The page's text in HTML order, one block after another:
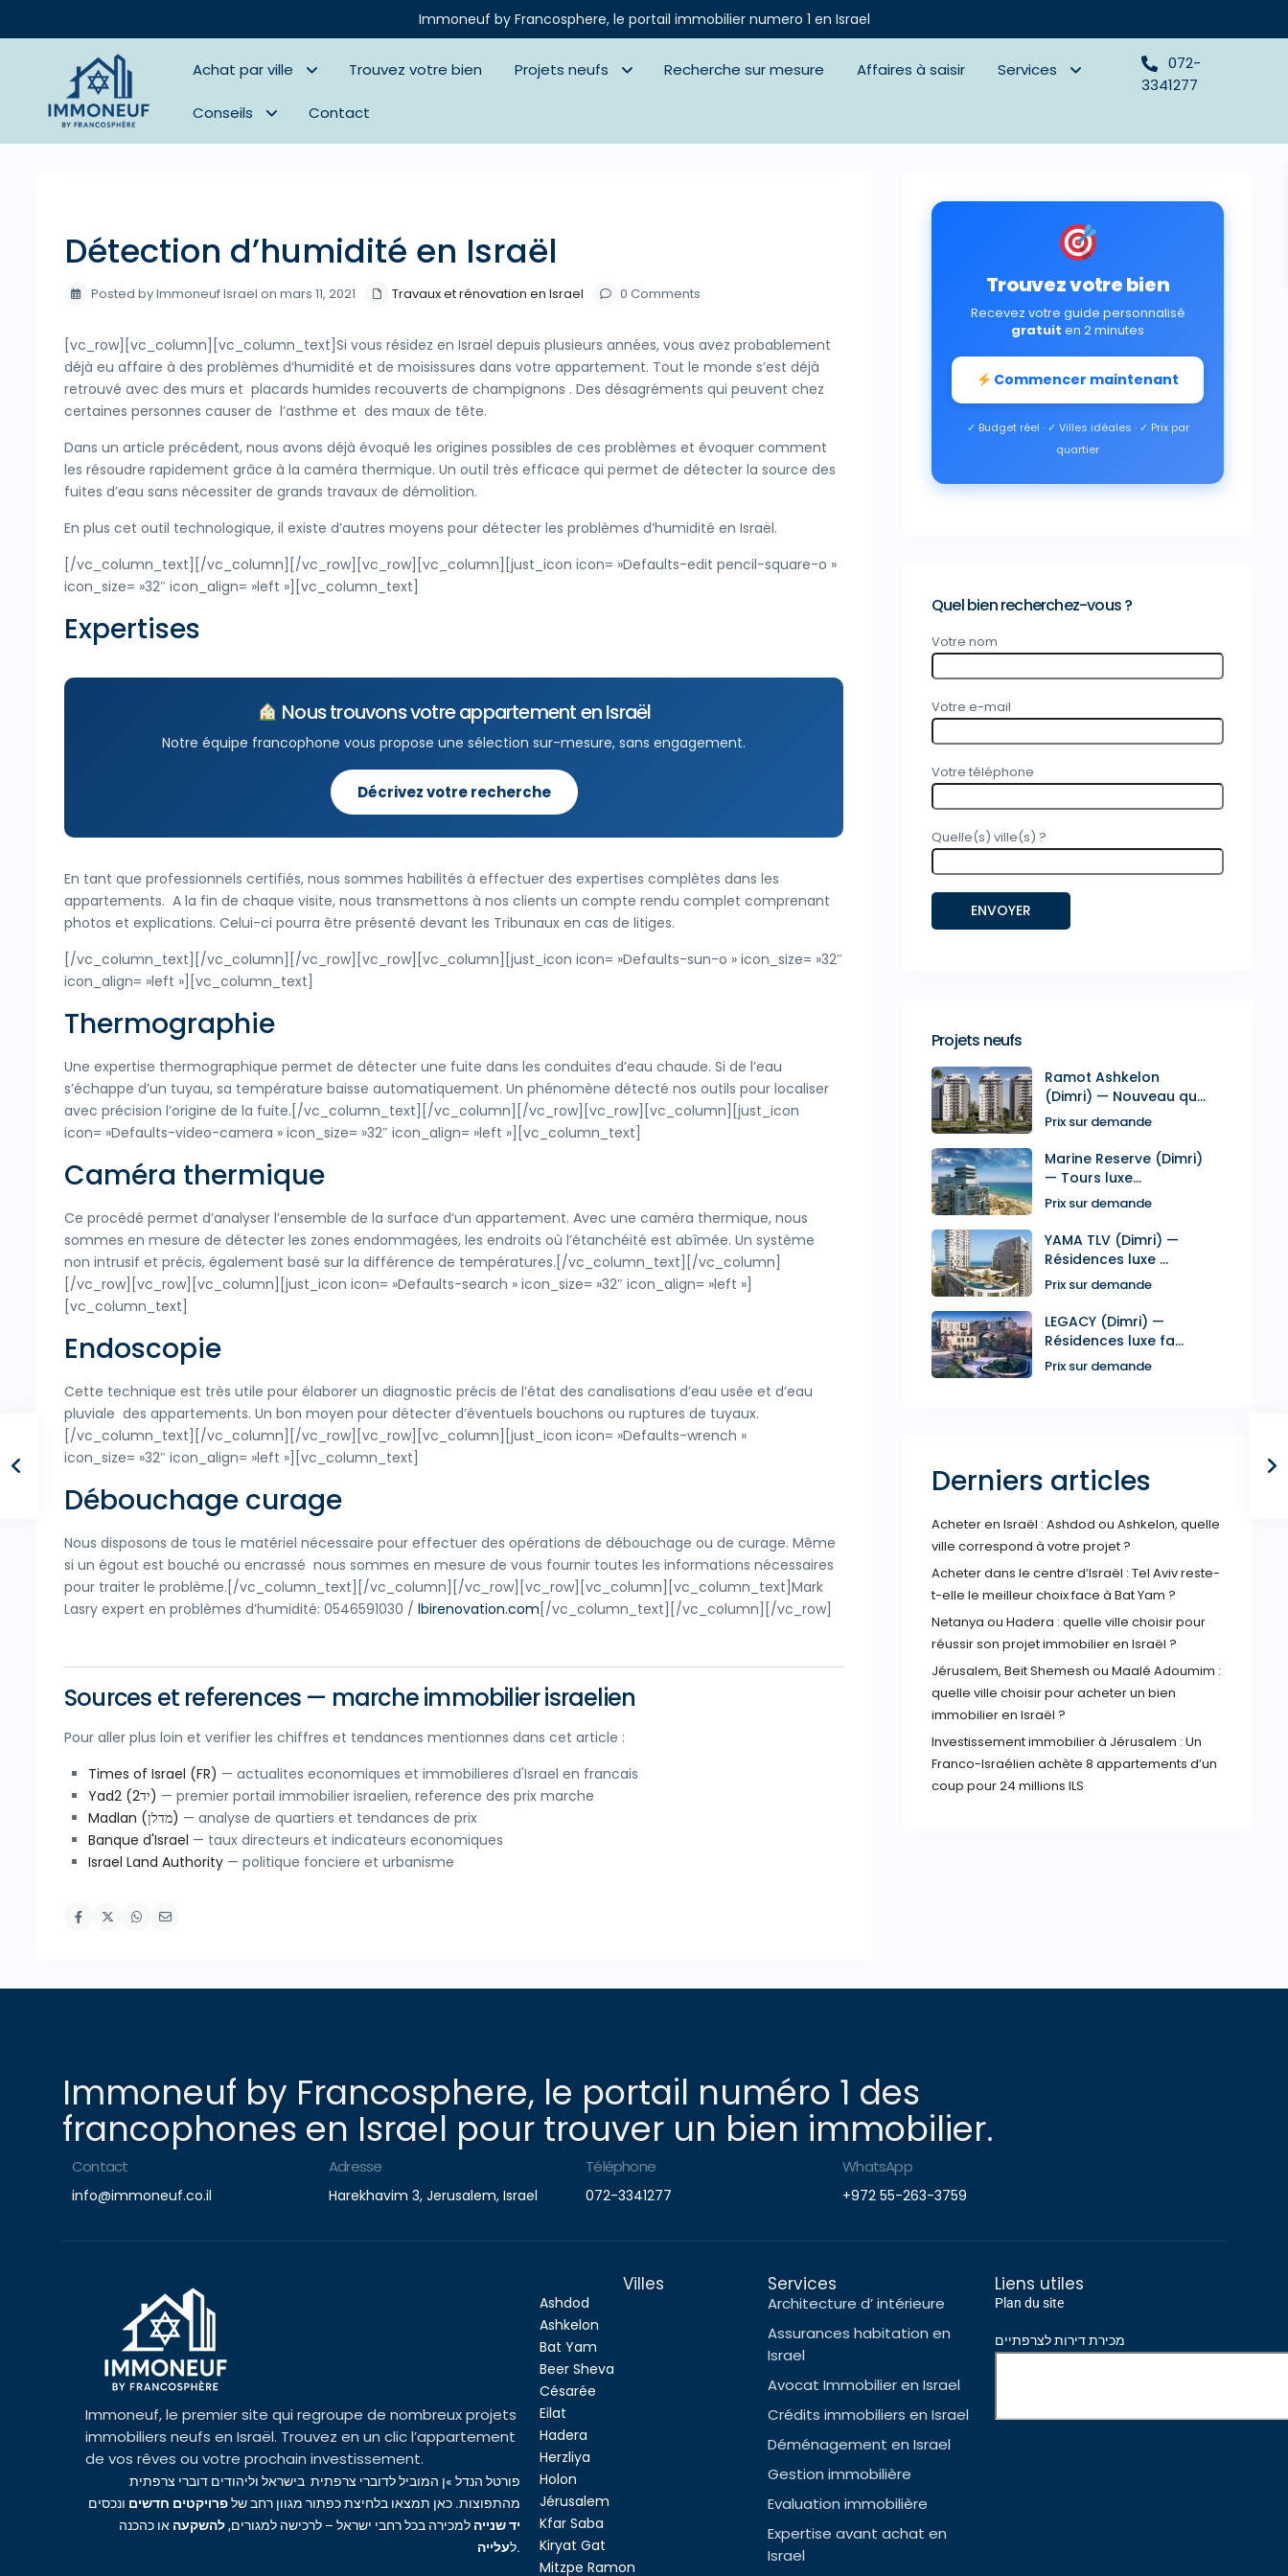
Immoneuf by Francosphere, le portail immobilier numero 1 en Israel
Achat par ville Trouvez votre bien Projets neufs Recherche sur mesure Affaires à saisir Services
Conseils Contact
072-
3341277
Détection d’humidité en Israël
Posted by Immoneuf Israel on mars 11, 2021 Travaux et rénovation en Israel 0 Comments
[vc_row][vc_column][vc_column_text]Si vous résidez en Israël depuis plusieurs années, vous avez probablement
déjà eu affaire à des problèmes d’humidité et de moisissures dans votre appartement. Tout le monde s’est déjà
retrouvé avec des murs et placards humides recouverts de champignons . Des désagréments qui peuvent chez
certaines personnes causer de l’asthme et des maux de tête.
Dans un article précédent, nous avons déjà évoqué les origines possibles de ces problèmes et évoquer comment
les résoudre rapidement grâce à la caméra thermique. Un outil très efficace qui permet de détecter la source des
fuites d’eau sans nécessiter de grands travaux de démolition.
En plus cet outil technologique, il existe d’autres moyens pour détecter les problèmes d’humidité en Israël.
[/vc_column_text][/vc_column][/vc_row][vc_row][vc_column][just_icon icon= »Defaults-edit pencil-square-o »
icon_size= »32″ icon_align= »left »][vc_column_text]
Expertises
Nous trouvons votre appartement en Israël
Notre équipe francophone vous propose une sélection sur-mesure, sans engagement.
Décrivez votre recherche
En tant que professionnels certifiés, nous sommes habilités à effectuer des expertises complètes dans les
appartements. A la fin de chaque visite, nous transmettons à nos clients un compte rendu complet comprenant
photos et explications. Celui-ci pourra être présenté devant les Tribunaux en cas de litiges.
[/vc_column_text][/vc_column][/vc_row][vc_row][vc_column][just_icon icon= »Defaults-sun-o » icon_size= »32″
icon_align= »left »][vc_column_text]
Thermographie
Une expertise thermographique permet de détecter une fuite dans les conduites d’eau chaude. Si de l’eau
s’échappe d’un tuyau, sa température baisse automatiquement. Un phénomène détecté nos outils pour localiser
avec précision l’origine de la fuite.[/vc_column_text][/vc_column][/vc_row][vc_row][vc_column][just_icon
icon= »Defaults-video-camera » icon_size= »32″ icon_align= »left »][vc_column_text]
Caméra thermique
Ce procédé permet d’analyser l’ensemble de la surface d’un appartement. Avec une caméra thermique, nous
sommes en mesure de détecter les zones endommagées, les endroits où l’étanchéité est abîmée. Un système
non intrusif et précis, également basé sur la différence de températures.[/vc_column_text][/vc_column]
[/vc_row][vc_row][vc_column][just_icon icon= »Defaults-search » icon_size= »32″ icon_align= »left »]
[vc_column_text]
Endoscopie
Cette technique est très utile pour élaborer un diagnostic précis de l’état des canalisations d’eau usée et d’eau
pluviale des appartements. Un bon moyen pour détecter d’éventuels bouchons ou ruptures de tuyaux.
[/vc_column_text][/vc_column][/vc_row][vc_row][vc_column][just_icon icon= »Defaults-wrench »
icon_size= »32″ icon_align= »left »][vc_column_text]
Débouchage curage
Nous disposons de tous le matériel nécessaire pour effectuer des opérations de débouchage ou de curage. Même
si un égout est bouché ou encrassé nous sommes en mesure de vous fournir toutes les informations nécessaires
pour traiter le problème.[/vc_column_text][/vc_column][/vc_row][vc_row][vc_column][vc_column_text]Mark
Lasry expert en problèmes d’humidité: 0546591030 / lbirenovation.com [/vc_column_text][/vc_column][/vc_row]
Sources et references — marche immobilier israelien
Pour aller plus loin et verifier les chiffres et tendances mentionnes dans cet article :
Times of Israel (FR) — actualites economiques et immobilieres d'Israel en francais
Yad2 (יד2) — premier portail immobilier israelien, reference des prix marche
Madlan (מדלן) — analyse de quartiers et tendances de prix
Banque d'Israel — taux directeurs et indicateurs economiques
Israel Land Authority — politique fonciere et urbanisme
Trouvez votre bien
Recevez votre guide personnalisé
gratuit en 2 minutes
Commencer maintenant
✓ Budget réel · ✓ Villes idéales · ✓ Prix par
quartier
Quel bien recherchez-vous ?
Votre nom
Votre e-mail
Votre téléphone
Quelle(s) ville(s) ?
Projets neufs
Ramot Ashkelon
(Dimri) — Nouveau qu...
Prix sur demande
Marine Reserve (Dimri)
— Tours luxe...
Prix sur demande
YAMA TLV (Dimri) —
Résidences luxe ...
Prix sur demande
LEGACY (Dimri) —
Résidences luxe fa...
Prix sur demande
Derniers articles
Acheter en Israël : Ashdod ou Ashkelon, quelle
ville correspond à votre projet ?
Acheter dans le centre d’Israël : Tel Aviv reste-
t-elle le meilleur choix face à Bat Yam ?
Netanya ou Hadera : quelle ville choisir pour
réussir son projet immobilier en Israël ?
Jérusalem, Beit Shemesh ou Maalé Adoumim :
quelle ville choisir pour acheter un bien
immobilier en Israël ?
Investissement immobilier à Jérusalem : Un
Franco-Israélien achète 8 appartements d’un
coup pour 24 millions ILS
Immoneuf by Francosphere, le portail numéro 1 des
francophones en Israel pour trouver un bien immobilier.
Contact
info@immoneuf.co.il
Adresse
Harekhavim 3, Jerusalem, Israel
Téléphone
072-3341277
WhatsApp
+972 55-263-3759
Immoneuf, le premier site qui regroupe de nombreux projets
immobiliers neufs en Israël. Trouvez en un clic l’appartement
de vos rêves ou votre prochain investissement.
פורטל הנדל »ן המוביל לדוברי צרפתית בישראל וליהודים דוברי צרפתית
מהתפוצות. כאן תמצאו בלחיצת כפתור מגוון רחב שלפרויקטים חדשים ונכסים
יד שנייה למכירה בכל רחבי ישראל – לרכישה למגורים,להשקעה או כהכנה
לעלייה .
Villes
Ashdod
Ashkelon
Bat Yam
Beer Sheva
Césarée
Eilat
Hadera
Herzliya
Holon
Jérusalem
Kfar Saba
Kiryat Gat
Mitzpe Ramon
Services
Architecture d’ intérieure
Assurances habitation en
Israel
Avocat Immobilier en Israel
Crédits immobiliers en Israel
Déménagement en Israel
Gestion immobilière
Evaluation immobilière
Expertise avant achat en
Israel
Liens utiles
Plan du site
מכירת דירות לצרפתיים